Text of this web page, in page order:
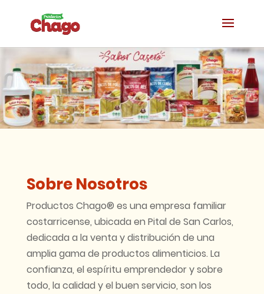
Sobre Nosotros
Productos Chago® es una empresa familiar
costarricense, ubicada en Pital de San Carlos,
dedicada a la venta y distribución de una
amplia gama de productos alimenticios. La
confianza, el espíritu emprendedor y sobre
todo, la calidad y el buen servicio, son los